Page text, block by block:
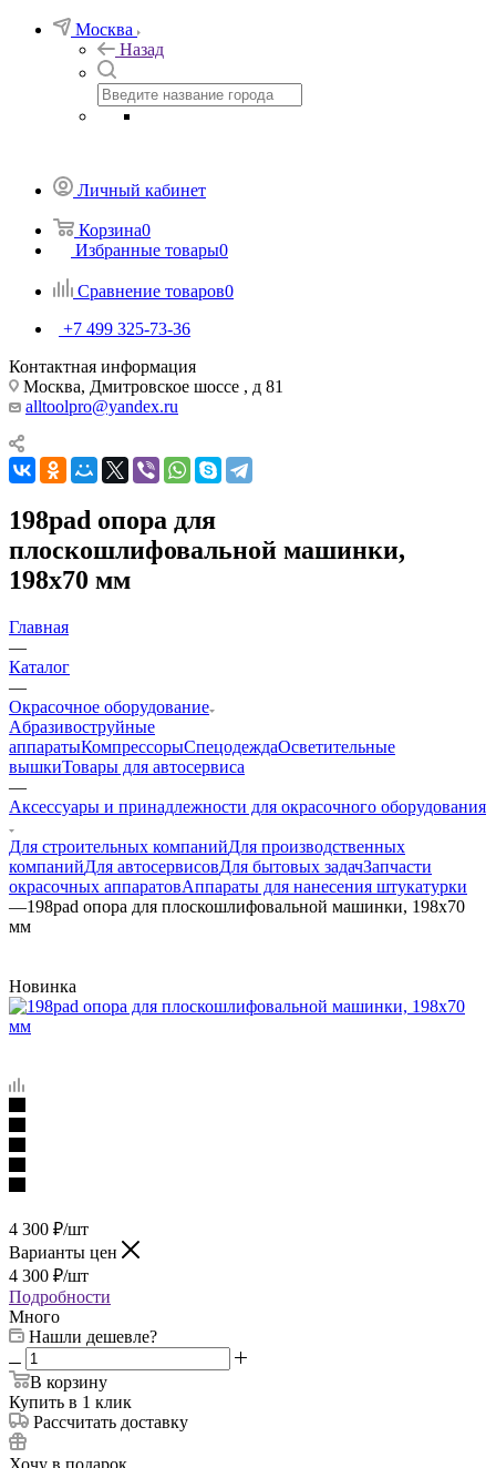
Москва
Назад
Личный кабинет
Корзина0
Избранные товары0
Сравнение товаров0
+7 499 325-73-36
Контактная информация
Москва, Дмитровское шоссе , д 81
alltoolpro@yandex.ru
198pad опора для
плоскошлифовальной машинки,
198x70 мм
Главная
—
Каталог
—
Окрасочное оборудование
Aбразивоструйные
аппаратыКомпрессорыСпецодеждаОсветительные
вышкиТовары для автосервиса
—
Аксессуары и принадлежности для окрасочного оборудования
Для строительных компанийДля производственных
компанийДля автосервисовДля бытовых задачЗапчасти
окрасочных аппаратовАппараты для нанесения штукатурки
—198pad опора для плоскошлифовальной машинки, 198x70
мм
Новинка
4 300 ₽/шт
Варианты цен
4 300 ₽/шт
Подробности
Много
Нашли дешевле?
В корзину
Купить в 1 клик
Рассчитать доставку
Хочу в подарок